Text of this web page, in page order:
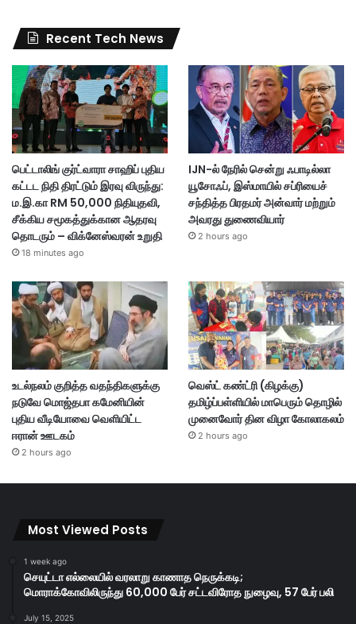
Recent Tech News
பெட்டாலிங் குர்ட்வாரா சாஹிப் புதிய
கட்டட நிதி திரட்டும் இரவு விருந்து:
ம.இ.கா RM 50,000 நிதியுதவி,
சீக்கிய சமூகத்துக்கான ஆதரவு
தொடரும் – விக்னேஸ்வரன் உறுதி
18 minutes ago
IJN-ல் நேரில் சென்று ஃபாடில்லா
யூசோஃப், இஸ்மாயில் சப்ரியைச்
சந்தித்த பிரதமர் அன்வார் மற்றும்
அவரது துணைவியார்
2 hours ago
உடல்நலம் குறித்த வதந்திகளுக்கு
நடுவே மொஜ்தபா கமேனியின்
புதிய வீடியோவை வெளியிட்ட
ஈரான் ஊடகம்
2 hours ago
வெஸ்ட் கண்ட்ரி (கிழக்கு)
தமிழ்ப்பள்ளியில் மாபெரும் தொழில்
முனைவோர் தின விழா கோலாகலம்
2 hours ago
Most Viewed Posts
1 week ago
செயுட்டா எல்லையில் வரலாறு காணாத நெருக்கடி;
மொராக்கோவிலிருந்து 60,000 பேர் சட்டவிரோத நுழைவு, 57 பேர் பலி
July 15, 2025